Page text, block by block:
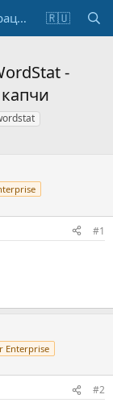
Регистрация 🇷🇺
-
#1
Enterprise
#2